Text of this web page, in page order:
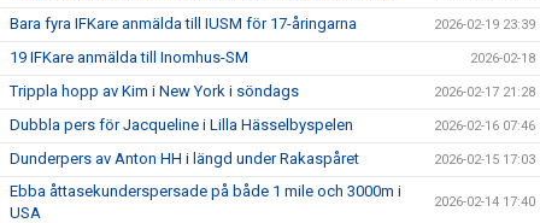
Bara fyra IFKare anmälda till IUSM för 17-åringarna 2026-02-19 23:39
19 IFKare anmälda till Inomhus-SM 2026-02-18
Trippla hopp av Kim i New York i söndags 2026-02-17 21:28
Dubbla pers för Jacqueline i Lilla Hässelbyspelen 2026-02-16 07:46
Dunderpers av Anton HH i längd under Rakaspåret 2026-02-15 17:03
Ebba åttasekunderspersade på både 1 mile och 3000m i
USA
2026-02-14 17:40